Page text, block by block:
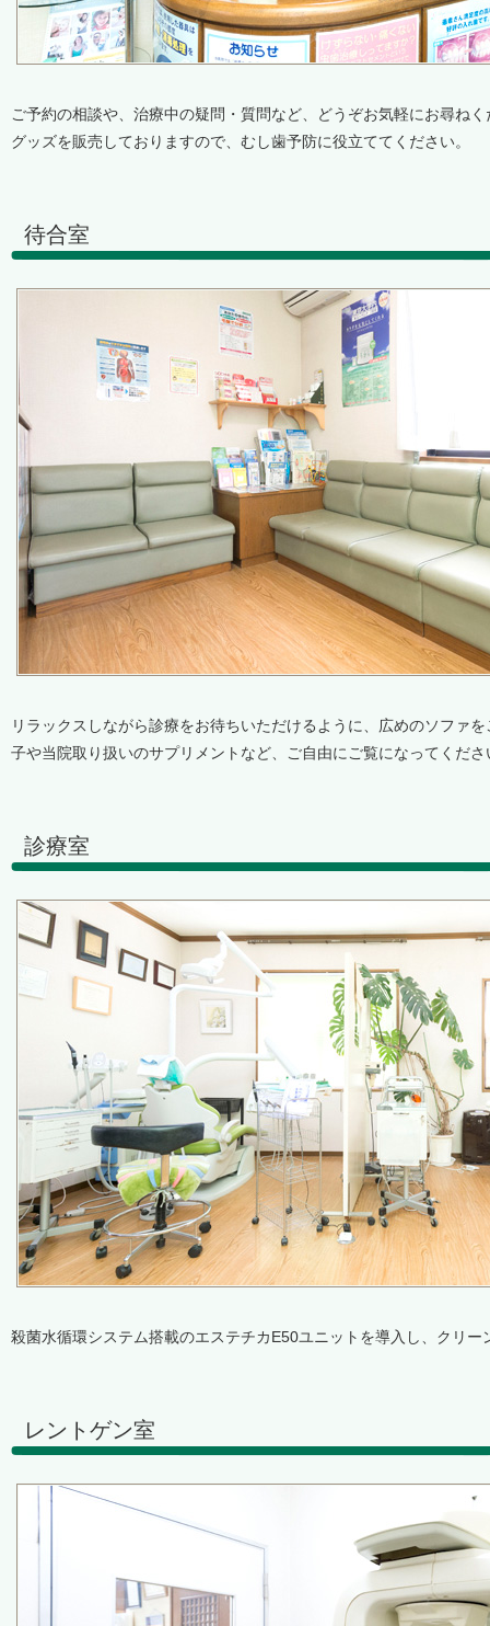
ご予約の相談や、治療中の疑問・質問など、どうぞお気軽にお尋ね
グッズを販売しておりますので、むし歯予防に役立ててください。
待合室
リラックスしながら診療をお待ちいただけるように、広めのソファ
子や当院取り扱いのサプリメントなど、ご自由にご覧になってくださ
診療室
殺菌水循環システム搭載のエステチカE50ユニットを導入し、クリ
レントゲン室